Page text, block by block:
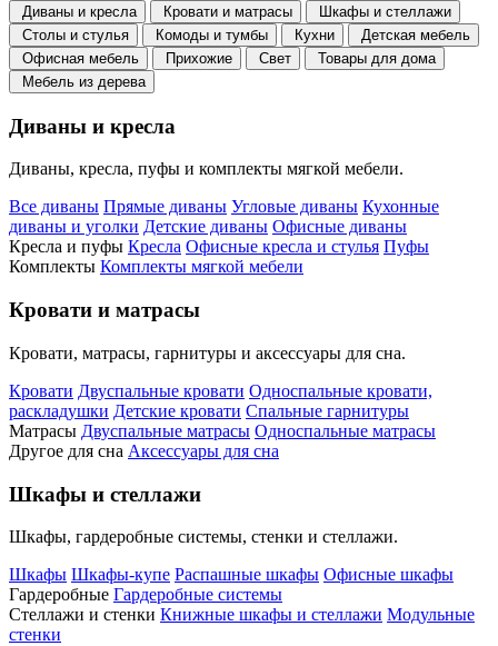
Диваны и кресла Кровати и матрасы
Шкафы и стеллажи
Столы и стулья
Комоды и тумбы Кухни
Детская мебель
Офисная мебель
Прихожие Свет
Товары для дома
Мебель из дерева
Диваны и кресла
Диваны, кресла, пуфы и комплекты мягкой мебели.
Все диваны Прямые диваны Угловые диваны Кухонные
диваны и уголки Детские диваны Офисные диваны
Кресла и пуфы Кресла Офисные кресла и стулья Пуфы
Комплекты Комплекты мягкой мебели
Кровати и матрасы
Кровати, матрасы, гарнитуры и аксессуары для сна.
Кровати Двуспальные кровати Односпальные кровати,
раскладушки Детские кровати Спальные гарнитуры
Матрасы Двуспальные матрасы Односпальные матрасы
Другое для сна Аксессуары для сна
Шкафы и стеллажи
Шкафы, гардеробные системы, стенки и стеллажи.
Шкафы Шкафы-купе Распашные шкафы Офисные шкафы
Гардеробные Гардеробные системы
Стеллажи и стенки Книжные шкафы и стеллажи Модульные
стенки